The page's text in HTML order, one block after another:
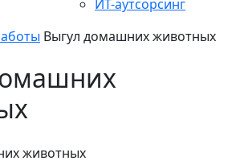
ИТ-аутсорсинг
Выгул домашних животных